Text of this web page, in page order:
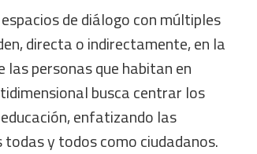
de diálogo con múltiples
directa o indirectamente, en la
las personas que habitan en
busca centrar los
enfatizando las
y todos como ciudadanos.